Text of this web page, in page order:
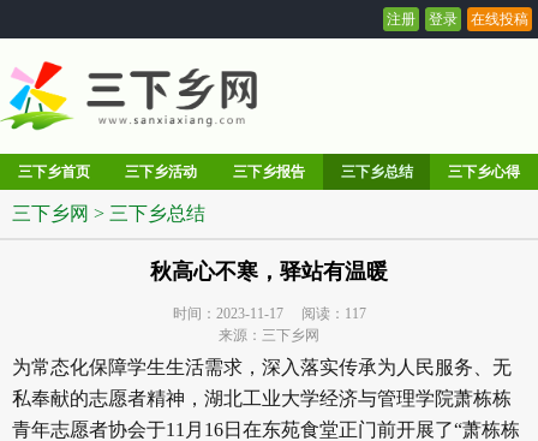
注册 登录 在线投稿
三下乡首页 三下乡活动 三下乡报告 三下乡总结 三下乡心得
三下乡网 > 三下乡总结
秋高心不寒，驿站有温暖
时间：2023-11-17 阅读： 117
来源：三下乡网
为常态化保障学生生活需求，深入落实传承为人民服务、无
私奉献的志愿者精神，湖北工业大学经济与管理学院萧栋栋
青年志愿者协会于11月16日在东苑食堂正门前开展了“萧栋栋